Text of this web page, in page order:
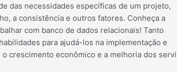
das necessidades específicas de um projeto,
a consistência e outros fatores. Conheça a
com banco de dados relacionais! Tanto
para ajudá-los na implementação e
crescimento econômico e a melhoria dos